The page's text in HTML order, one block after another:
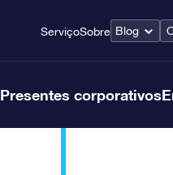
ServiçoSobre Blog
Presentes corporativos